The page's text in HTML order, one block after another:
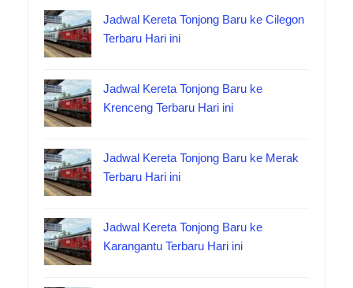
Jadwal Kereta Tonjong Baru ke Cilegon
Terbaru Hari ini
Jadwal Kereta Tonjong Baru ke
Krenceng Terbaru Hari ini
Jadwal Kereta Tonjong Baru ke Merak
Terbaru Hari ini
Jadwal Kereta Tonjong Baru ke
Karangantu Terbaru Hari ini